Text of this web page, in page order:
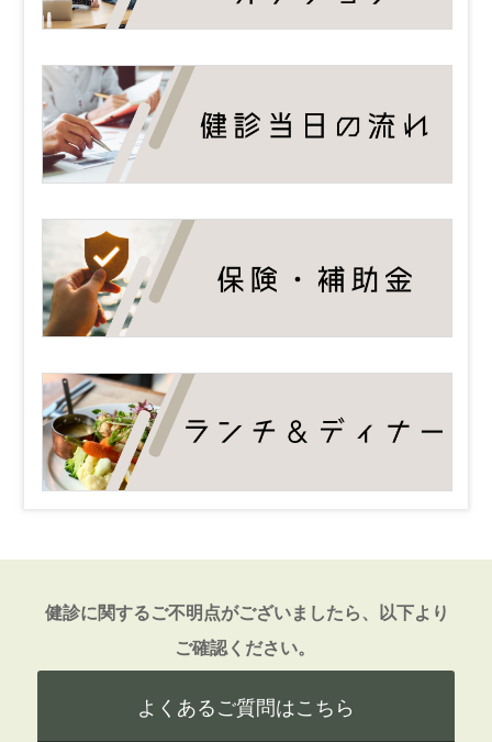
健診に関するご不明点がございましたら、以下より
ご確認ください。
よくあるご質問はこちら